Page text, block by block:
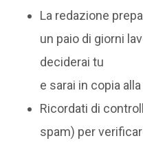
La redazione
un paio di giorni
deciderai tu
e sarai in copia
Ricordati di
spam) per